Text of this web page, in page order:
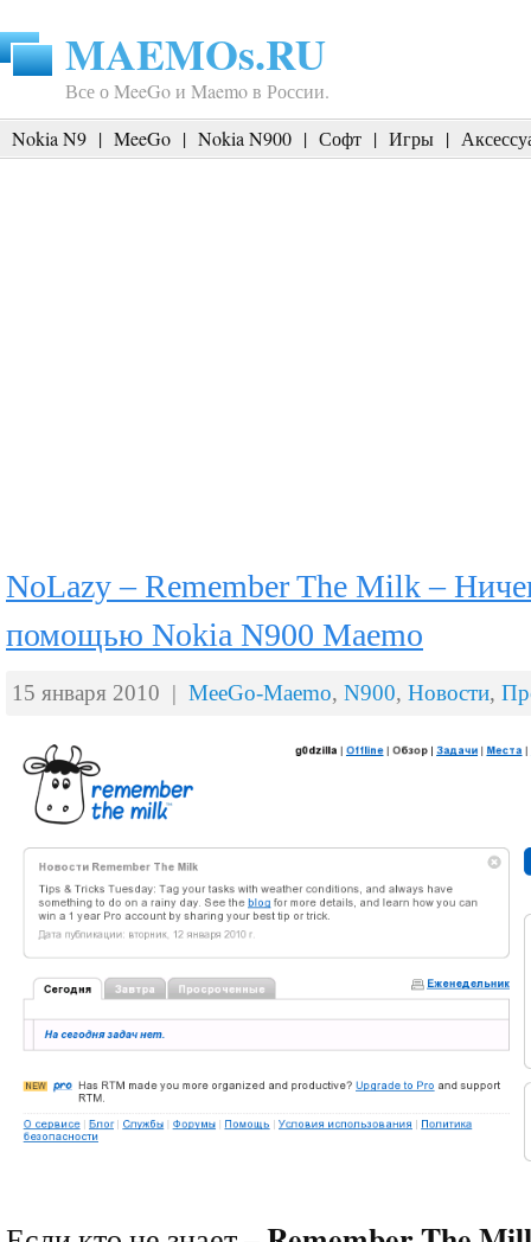
MAEMOs.RU
Все о MeeGo и Maemo в России.
Nokia N9 | MeeGo | Nokia N900 | Софт | Игры |
NoLazy – Remember The Milk –
помощью Nokia N900 Maemo
15 января 2010 | MeeGo-Maemo, N900, Новости,